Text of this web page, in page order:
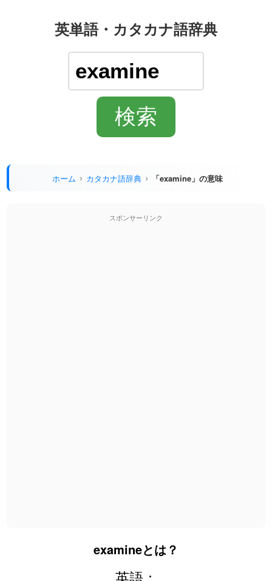
英単語・カタカナ語辞典
ホーム カタカナ語辞典 「examine」の意味
スポンサーリンク
examineとは？
英語：